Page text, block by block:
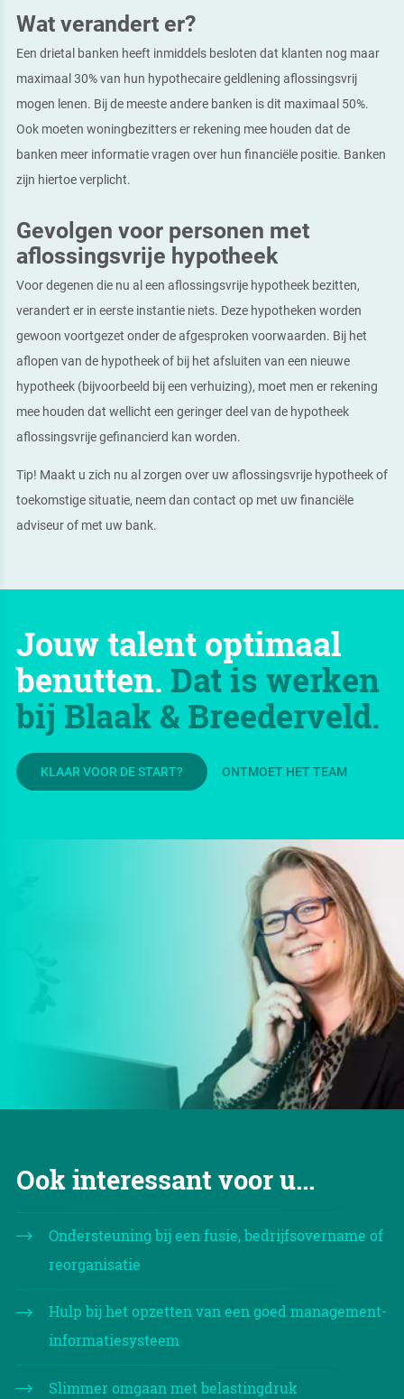
Wat verandert er?
Een drietal banken heeft inmiddels besloten dat klanten nog maar
maximaal 30% van hun hypothecaire geldlening aflossingsvrij
mogen lenen. Bij de meeste andere banken is dit maximaal 50%.
Ook moeten woningbezitters er rekening mee houden dat de
banken meer informatie vragen over hun financiële positie. Banken
zijn hiertoe verplicht.
Gevolgen voor personen met
aflossingsvrije hypotheek
Voor degenen die nu al een aflossingsvrije hypotheek bezitten,
verandert er in eerste instantie niets. Deze hypotheken worden
gewoon voortgezet onder de afgesproken voorwaarden. Bij het
aflopen van de hypotheek of bij het afsluiten van een nieuwe
hypotheek (bijvoorbeeld bij een verhuizing), moet men er rekening
mee houden dat wellicht een geringer deel van de hypotheek
aflossingsvrije gefinancierd kan worden.
Tip! Maakt u zich nu al zorgen over uw aflossingsvrije hypotheek of
toekomstige situatie, neem dan contact op met uw financiële
adviseur of met uw bank.
Jouw talent optimaal
benutten. Dat is werken
bij Blaak & Breederveld.
KLAAR VOOR DE START? ONTMOET HET TEAM
Ook interessant voor u...
Ondersteuning bij een fusie, bedrijfsovername of
reorganisatie
Hulp bij het opzetten van een goed management-
informatiesysteem
Slimmer omgaan met belastingdruk